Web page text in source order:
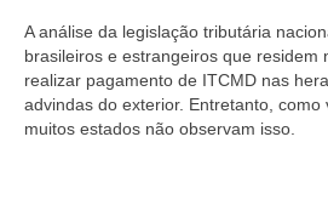
A análise da legislação tributária
brasileiros e estrangeiros que residem
realizar pagamento de ITCMD nas
advindas do exterior. Entretanto, como
muitos estados não observam isso.